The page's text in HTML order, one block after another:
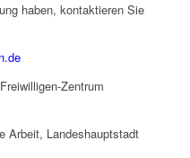
haben, kontaktieren Sie
Zentrum
Landeshauptstadt